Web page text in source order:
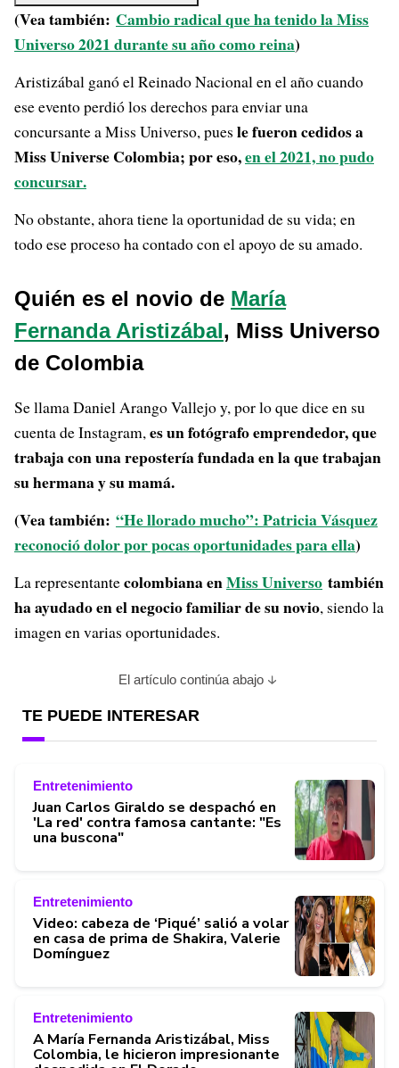
(Vea también: Cambio radical que ha tenido la Miss
Universo 2021 durante su año como reina)
Aristizábal ganó el Reinado Nacional en el año cuando
ese evento perdió los derechos para enviar una
concursante a Miss Universo, pues le fueron cedidos a
Miss Universe Colombia; por eso,en el 2021, no pudo
concursar.
No obstante, ahora tiene la oportunidad de su vida; en
todo ese proceso ha contado con el apoyo de su amado.
Quién es el novio de María
Fernanda Aristizábal, Miss Universo
de Colombia
Se llama Daniel Arango Vallejo y, por lo que dice en su
cuenta de Instagram,es un fotógrafo emprendedor, que
trabaja con una repostería fundada en la que trabajan
su hermana y su mamá.
(Vea también: “He llorado mucho”: Patricia Vásquez
reconoció dolor por pocas oportunidades para ella)
La representantecolombiana enMiss Universo también
ha ayudado en el negocio familiar de su novio, siendo la
imagen en varias oportunidades.
El artículo continúa abajo
TE PUEDE INTERESAR
Entretenimiento
Juan Carlos Giraldo se despachó en
'La red' contra famosa cantante: "Es
una buscona"
Entretenimiento
Video: cabeza de ‘Piqué’ salió a volar
en casa de prima de Shakira, Valerie
Domínguez
Entretenimiento
A María Fernanda Aristizábal, Miss
Colombia, le hicieron impresionante